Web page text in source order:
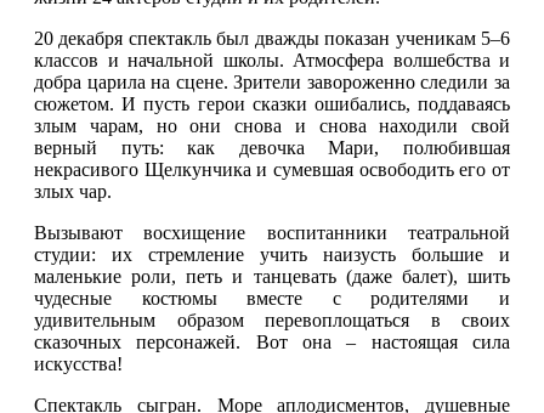
20 декабря спектакль был дважды показан ученикам 5–6
классов и начальной школы. Атмосфера волшебства и
добра царила на сцене. Зрители завороженно следили за
сюжетом. И пусть герои сказки ошибались, поддаваясь
злым чарам, но они снова и снова находили свой
верный путь: как девочка Мари, полюбившая
некрасивого Щелкунчика и сумевшая освободить его от
злых чар.
Вызывают восхищение воспитанники театральной
студии: их стремление учить наизусть большие и
маленькие роли, петь и танцевать (даже балет), шить
чудесные костюмы вместе с родителями и
удивительным образом перевоплощаться в своих
сказочных персонажей. Вот она – настоящая сила
искусства!
Спектакль сыгран. Море аплодисментов, душевные